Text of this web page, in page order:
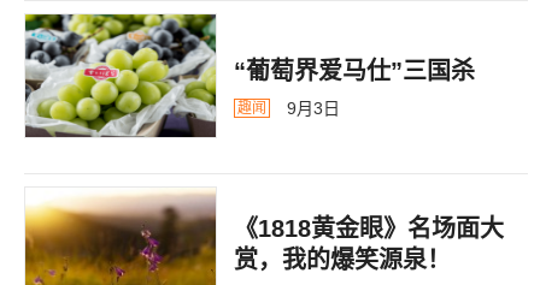
“葡萄界爱马仕”三国杀
趣闻 9月3日
《1818黄金眼》名场面大
赏，我的爆笑源泉！